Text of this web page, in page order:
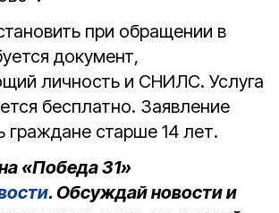
при обращении в
документ,
личность и СНИЛС. Услуга
бесплатно. Заявление
граждане старше 14 лет.
«Победа 31»
. Обсуждай новости и